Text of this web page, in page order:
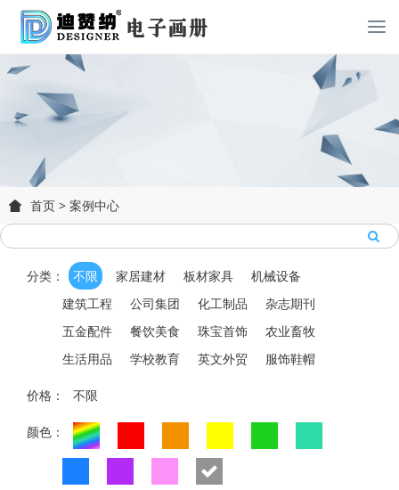
首页 > 案例中心
分类： 不限 家居建材 板材家具
机械设备
建筑工程
公司集团 化工制品
杂志期刊
五金配件
餐饮美食 珠宝首饰
农业畜牧
生活用品
学校教育 英文外贸 服饰鞋帽
价格： 不限
颜色：